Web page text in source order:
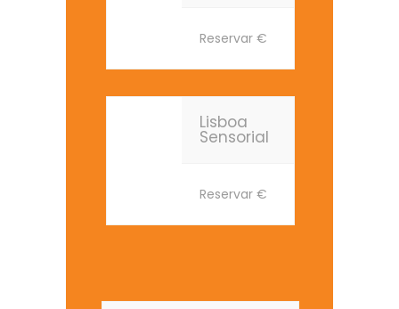
Reservar €
Lisboa
Sensorial
Reservar €